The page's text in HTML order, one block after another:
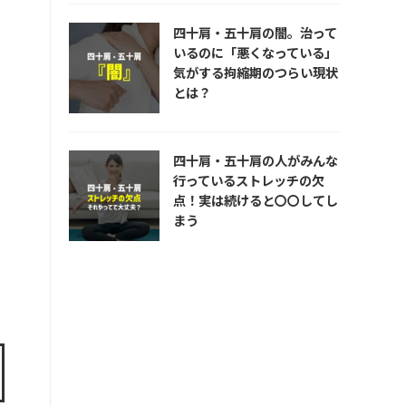
四十肩・五十肩の闇。治って
いるのに「悪くなっている」
気がする拘縮期のつらい現状
とは？
四十肩・五十肩の人がみんな
行っているストレッチの欠
点！実は続けると〇〇してし
まう